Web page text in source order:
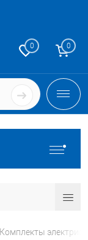
0 0
Комплекты